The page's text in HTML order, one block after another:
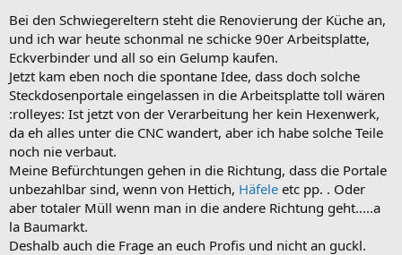
Bei den Schwiegereltern steht die Renovierung der Küche an,
und ich war heute schonmal ne schicke 90er Arbeitsplatte,
Eckverbinder und all so ein Gelump kaufen.
Jetzt kam eben noch die spontane Idee, dass doch solche
Steckdosenportale eingelassen in die Arbeitsplatte toll wären
:rolleyes: Ist jetzt von der Verarbeitung her kein Hexenwerk,
da eh alles unter die CNC wandert, aber ich habe solche Teile
noch nie verbaut.
Meine Befürchtungen gehen in die Richtung, dass die Portale
unbezahlbar sind, wenn von Hettich, Häfele etc pp. . Oder
aber totaler Müll wenn man in die andere Richtung geht.....a
la Baumarkt.
Deshalb auch die Frage an euch Profis und nicht an guckl.